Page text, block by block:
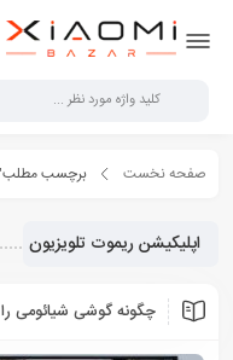
صفحه نخست برچسب
اپلیکیشن ریموت تلویزیون
چگونه گوشی شیائومی را